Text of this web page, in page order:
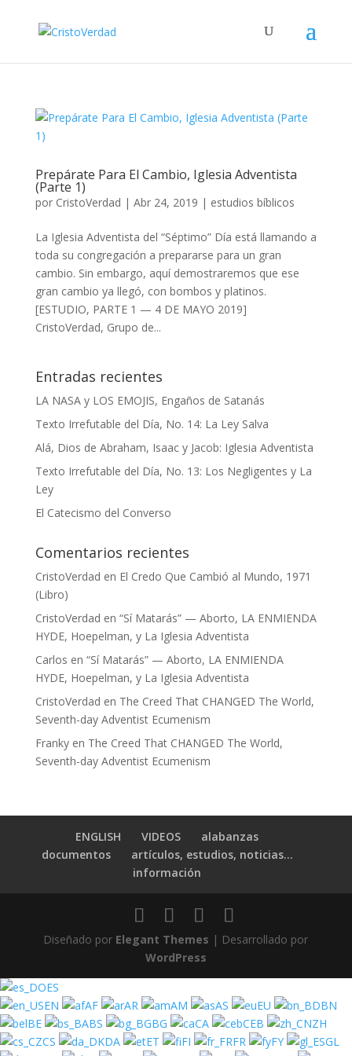
Prepárate Para El Cambio, Iglesia Adventista
(Parte 1)
por CristoVerdad | Abr 24, 2019 | estudios bíblicos
La Iglesia Adventista del “Séptimo” Día está llamando a
toda su congregación a prepararse para un gran
cambio. Sin embargo, aquí demostraremos que ese
gran cambio ya llegó, con bombos y platinos.
[ESTUDIO, PARTE 1 — 4 DE MAYO 2019]
CristoVerdad, Grupo de...
Entradas recientes
LA NASA y LOS EMOJIS, Engaños de Satanás
Texto Irrefutable del Día, No. 14: La Ley Salva
Alá, Dios de Abraham, Isaac y Jacob: Iglesia Adventista
Texto Irrefutable del Día, No. 13: Los Negligentes y La
Ley
El Catecismo del Converso
Comentarios recientes
CristoVerdad en El Credo Que Cambió al Mundo, 1971
(Libro)
CristoVerdad en “Sí Matarás” — Aborto, LA ENMIENDA
HYDE, Hoepelman, y La Iglesia Adventista
Carlos en “Sí Matarás” — Aborto, LA ENMIENDA
HYDE, Hoepelman, y La Iglesia Adventista
CristoVerdad en The Creed That CHANGED The World,
Seventh-day Adventist Ecumenism
Frankyen The Creed That CHANGED The World,
Seventh-day Adventist Ecumenism
ENGLISH VIDEOS
alabanzas
documentos
artículos, estudios, noticias…
información
Diseñado por Elegant Themes | Desarrollado por
WordPress
ES
EN
AF AR AM AS EU
BN
BE
BS BG CA CEB
ZH
CS
DA ET FI FR FY
GL